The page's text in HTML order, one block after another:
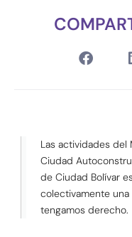
Las actividades del
Ciudad
de Ciudad Bolívar
colectivamente
tengamos derecho.